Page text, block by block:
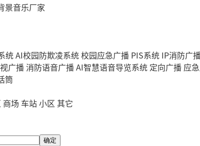
景音乐厂家
统AI校园防欺凌系统校园应急广播 PIS系统 IP消防广
广播消防语音广播AI智慧语音导览系统 定向广播 应
筒
商场 车站小区 其它
确定